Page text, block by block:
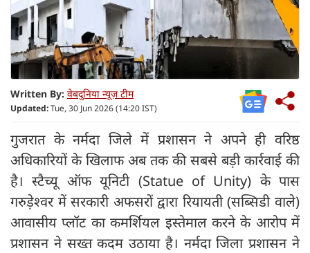
Written By: वेबदुनिया न्यूज़ टीम
Updated:Tue, 30 Jun 2026 (14:20 IST)
गुजरात के नर्मदा जिले में प्रशासन ने अपने ही वरिष्ठ
अधिकारियों के खिलाफ अब तक की सबसे बड़ी कार्रवाई की
है। स्टैच्यू ऑफ यूनिटी (Statue of Unity) के पास
गरुड़ेश्वर में सरकारी अफसरों द्वारा रियायती (सब्सिडी वाले)
आवासीय प्लॉट का कमर्शियल इस्तेमाल करने के आरोप में
प्रशासन ने सख्त कदम उठाया है। नर्मदा जिला प्रशासन ने